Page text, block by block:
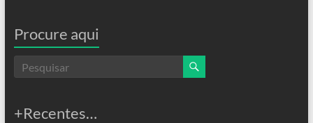
Procure aqui
+Recentes…